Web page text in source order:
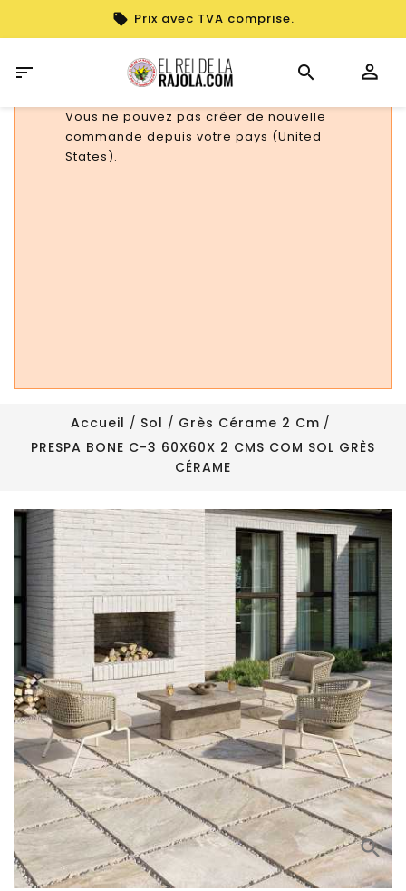
Prix avec TVA comprise.

Vous ne pouvez pas créer de nouvelle
commande depuis votre pays (United
States).
Accueil Sol
Grès Cérame 2 Cm
PRESPA BONE C-3 60X60X 2 CMS COM SOL GRÈS
CÉRAME
search